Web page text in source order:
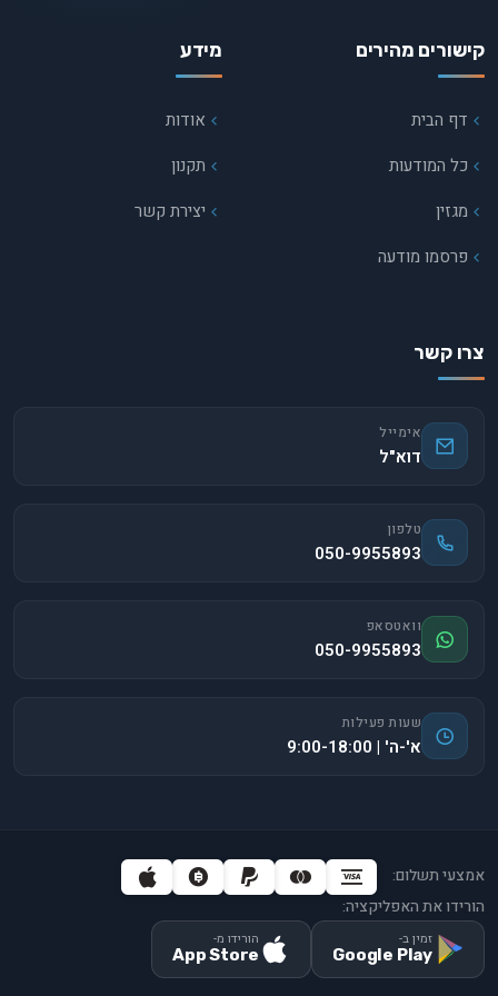
קישורים מהירים
דף הבית
כל המודעות
מגזין
פרסמו מודעה
מידע
אודות
תקנון
יצירת קשר
צרו קשר
אימייל
דוא"ל
טלפון
050-9955893
וואטסאפ
050-9955893
שעות פעילות
א'-ה' | 9:00-18:00
אמצעי תשלום:
הורידו את האפליקציה:
זמין ב-
Google Play
הורידו מ-
App Store